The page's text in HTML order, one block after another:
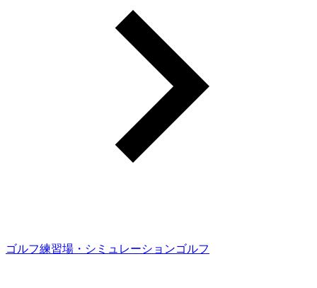
ゴルフ練習場・シミュレーションゴルフ